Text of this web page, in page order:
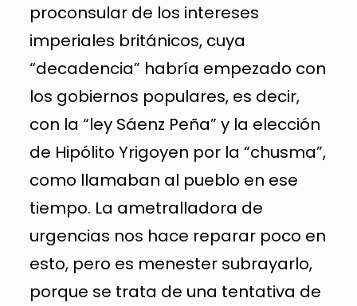
proconsular de los intereses
imperiales británicos, cuya
“decadencia” habría empezado con
los gobiernos populares, es decir,
con la “ley Sáenz Peña” y la elección
de Hipólito Yrigoyen por la “chusma”,
como llamaban al pueblo en ese
tiempo. La ametralladora de
urgencias nos hace reparar poco en
esto, pero es menester subrayarlo,
porque se trata de una tentativa de